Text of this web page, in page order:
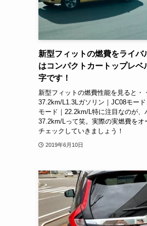
新型フィットの燃費をライ
はコンパクトカートップレ
字です！
新型フィットの燃費性能を見ると・
37.2km/L1.3Lガソリン｜JC08モー
モード｜22.2km/L特に注目なのが、
37.2km/Lって笑。実際の実燃費を
チェックしていきましょう！
2019年6月10日